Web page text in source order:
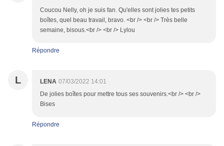
Coucou Nelly, oh je suis fan. Qu'elles sont jolies tes petits
boîtes, quel beau travail, bravo. <br /> <br /> Très belle
semaine, bisous.<br /> <br /> Lylou
Répondre
L LENA 07/03/2022 14:01
De jolies boîtes pour mettre tous ses souvenirs.<br /> <br />
Bises
Répondre